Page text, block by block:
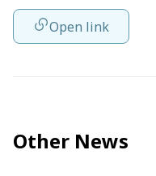
Open link
Other News